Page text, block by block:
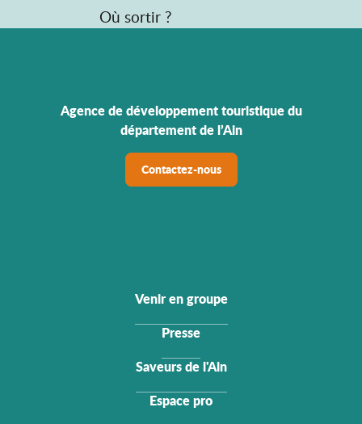
Où sortir ?
Agence de développement touristique du
département de l’Ain
Contactez-nous
Venir en groupe
Presse
Saveurs de l'Ain
Espace pro